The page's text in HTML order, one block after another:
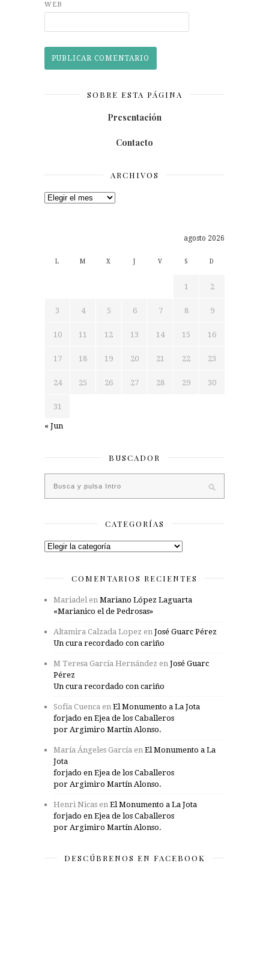
WEB
SOBRE ESTA PÁGINA
Presentación
Contacto
ARCHIVOS
Archivos
agosto 2026
L M X J V S D
1 2
3 4 5 6 7 8 9
10 11 12 13 14 15 16
17 18 19 20 21 22 23
24 25 26 27 28 29 30
31
« Jun
BUSCADOR
CATEGORÍAS
Categorías
COMENTARIOS RECIENTES
Mariadel en Mariano López Laguarta
«Marianico el de Pedrosas»
Altamira Calzada Lopez en José Guarc Pérez
Un cura recordado con cariño
M Teresa García Hernández en José Guarc
Pérez
Un cura recordado con cariño
Sofía Cuenca en El Monumento a La Jota
forjado en Ejea de los Caballeros
por Argimiro Martín Alonso.
María Ángeles García en El Monumento a La
Jota
forjado en Ejea de los Caballeros
por Argimiro Martín Alonso.
Henri Nicas en El Monumento a La Jota
forjado en Ejea de los Caballeros
por Argimiro Martín Alonso.
DESCÚBRENOS EN FACEBOOK